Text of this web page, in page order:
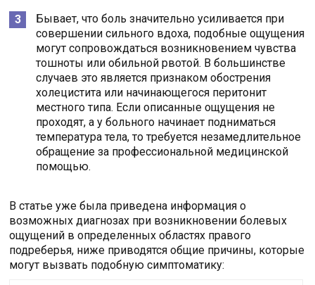
Бывает, что боль значительно усиливается при
совершении сильного вдоха, подобные ощущения
могут сопровождаться возникновением чувства
тошноты или обильной рвотой. В большинстве
случаев это является признаком обострения
холецистита или начинающегося перитонит
местного типа. Если описанные ощущения не
проходят, а у больного начинает подниматься
температура тела, то требуется незамедлительное
обращение за профессиональной медицинской
помощью.
В статье уже была приведена информация о
возможных диагнозах при возникновении болевых
ощущений в определенных областях правого
подреберья, ниже приводятся общие причины, которые
могут вызвать подобную симптоматику: